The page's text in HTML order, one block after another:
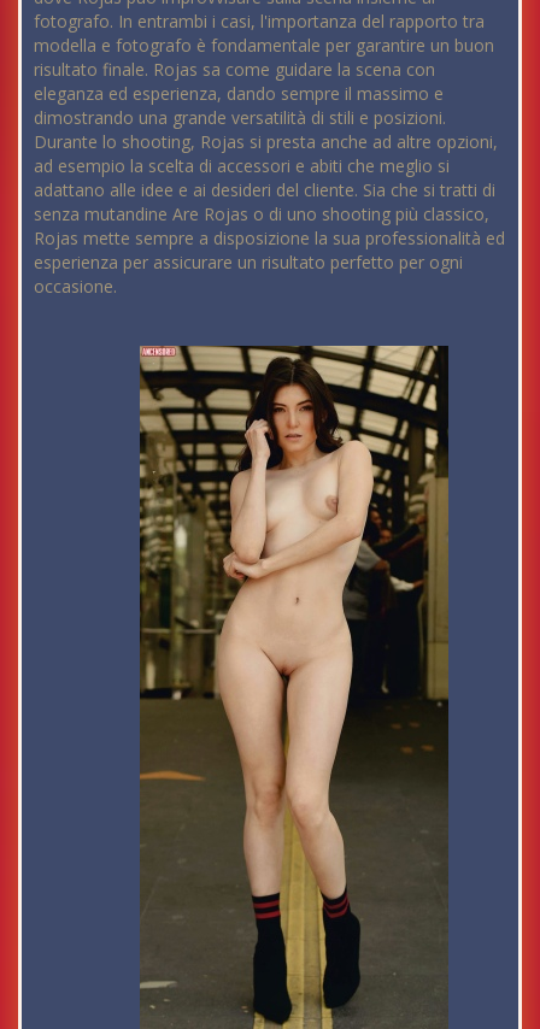
fotografo. In entrambi i casi, l'importanza del rapporto tra
modella e fotografo è fondamentale per garantire un buon
risultato finale. Rojas sa come guidare la scena con
eleganza ed esperienza, dando sempre il massimo e
dimostrando una grande versatilità di stili e posizioni.
Durante lo shooting, Rojas si presta anche ad altre opzioni,
ad esempio la scelta di accessori e abiti che meglio si
adattano alle idee e ai desideri del cliente. Sia che si tratti di
senza mutandine Are Rojas o di uno shooting più classico,
Rojas mette sempre a disposizione la sua professionalità ed
esperienza per assicurare un risultato perfetto per ogni
occasione.